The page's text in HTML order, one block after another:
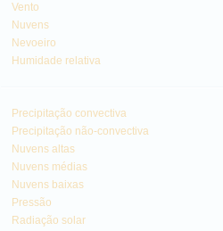
Vento
Nuvens
Nevoeiro
Humidade relativa
Precipitação convectiva
Precipitação não-convectiva
Nuvens altas
Nuvens médias
Nuvens baixas
Pressão
Radiação solar